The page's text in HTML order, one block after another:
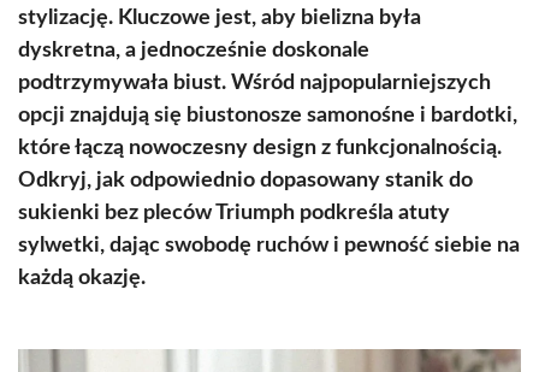
stylizację. Kluczowe jest, aby bielizna była
dyskretna, a jednocześnie doskonale
podtrzymywała biust. Wśród najpopularniejszych
opcji znajdują się biustonosze samonośne i bardotki,
które łączą nowoczesny design z funkcjonalnością.
Odkryj, jak odpowiednio dopasowany stanik do
sukienki bez pleców Triumph podkreśla atuty
sylwetki, dając swobodę ruchów i pewność siebie na
każdą okazję.